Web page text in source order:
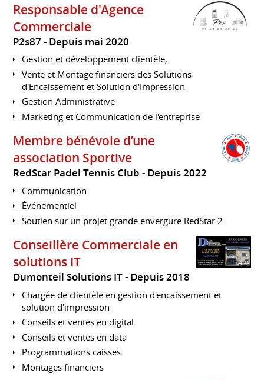
Responsable d'Agence
Commerciale
P2s87 Depuis mai 2020
Gestion et développement clientèle,
Vente et Montage financiers des Solutions
d'Encaissement et Solution d'Impression
Gestion Administrative
Marketing et Communication de l'entreprise
Membre bénévole d’une
association Sportive
RedStar Padel Tennis Club Depuis 2022
Communication
Événementiel
Soutien sur un projet grande envergure RedStar 2
Conseillère Commerciale en
solutions IT
Dumonteil Solutions IT Depuis 2018
Chargée de clientèle en gestion d'encaissement et
solution d'impression
Conseils et ventes en digital
Conseils et ventes en data
Programmations caisses
Montages financiers